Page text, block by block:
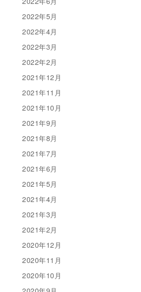
2022年5月
2022年4月
2022年3月
2022年2月
2021年12月
2021年11月
2021年10月
2021年9月
2021年8月
2021年7月
2021年6月
2021年5月
2021年4月
2021年3月
2021年2月
2020年12月
2020年11月
2020年10月